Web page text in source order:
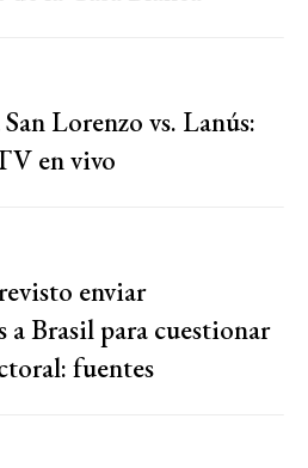
Lorenzo vs. Lanús:
en vivo
enviar
a Brasil para cuestionar
fuentes